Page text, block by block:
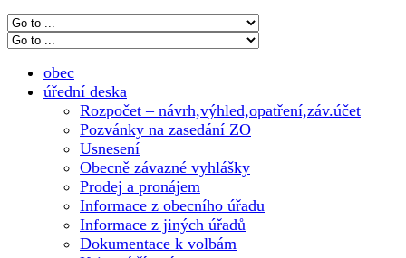
obec
úřední deska
Rozpočet – návrh,výhled,opatření,záv.účet
Pozvánky na zasedání ZO
Usnesení
Obecně závazné vyhlášky
Prodej a pronájem
Informace z obecního úřadu
Informace z jiných úřadů
Dokumentace k volbám